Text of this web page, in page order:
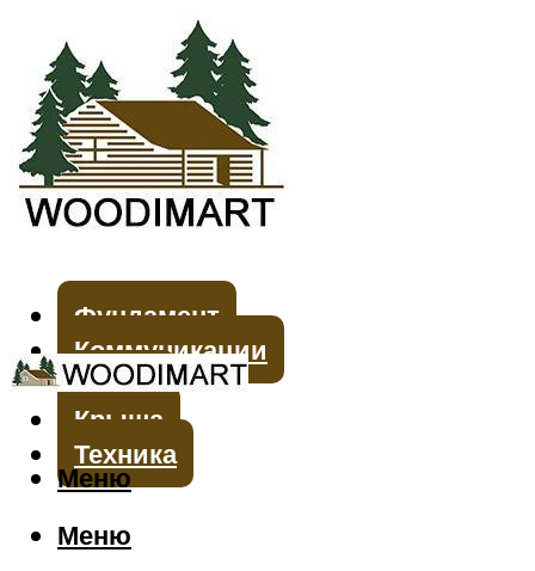
Фундамент
Коммуникации
Стены
Крыша
Техника
Меню
Меню